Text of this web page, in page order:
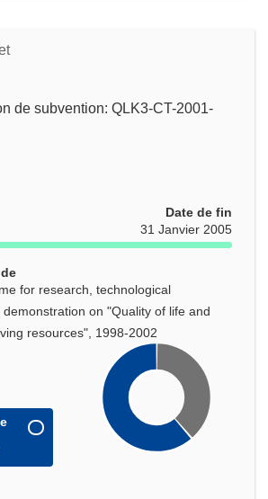
de subvention: QLK3-CT-2001-
Date de fin
31 Janvier 2005
for research, technological
on "Quality of life and
resources", 1998-2002